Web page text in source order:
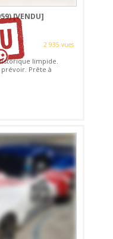
[VENDU]
2 935 vues
limpide.
Prête à